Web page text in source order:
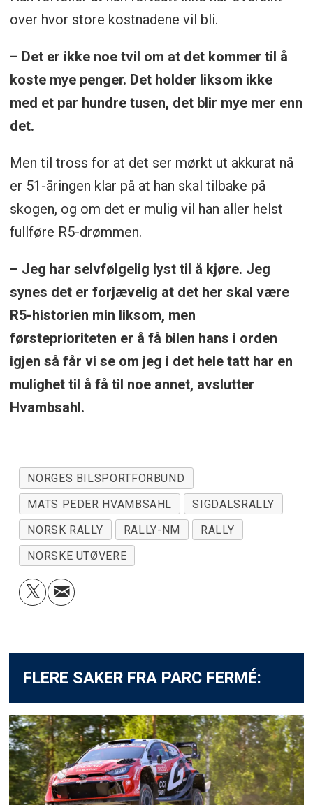
over hvor store kostnadene vil bli.
– Det er ikke noe tvil om at det kommer til å
koste mye penger. Det holder liksom ikke
med et par hundre tusen, det blir mye mer enn
det.
Men til tross for at det ser mørkt ut akkurat nå
er 51-åringen klar på at han skal tilbake på
skogen, og om det er mulig vil han aller helst
fullføre R5-drømmen.
– Jeg har selvfølgelig lyst til å kjøre. Jeg
synes det er forjævelig at det her skal være
R5-historien min liksom, men
førsteprioriteten er å få bilen hans i orden
igjen så får vi se om jeg i det hele tatt har en
mulighet til å få til noe annet, avslutter
Hvambsahl.
NORGES BILSPORTFORBUND
MATS PEDER HVAMBSAHL
SIGDALSRALLY
NORSK RALLY
RALLY-NM
RALLY
NORSKE UTØVERE
FLERE SAKER FRA PARC FERMÉ: